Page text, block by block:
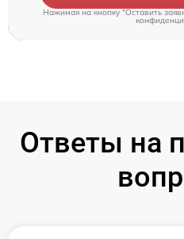
Нажимая на кнопку "Оставить
Ответы на